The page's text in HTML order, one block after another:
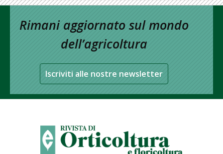
Rimani aggiornato sul mondo
dell’agricoltura
Iscriviti alle nostre newsletter